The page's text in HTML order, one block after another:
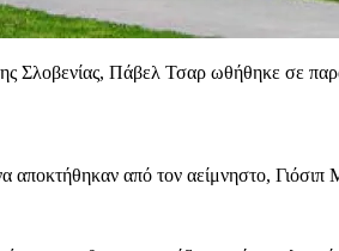
Σλοβενίας, Πάβελ Τσαρ ωθήθηκε σε
αποκτήθηκαν από τον αείμνηστο,